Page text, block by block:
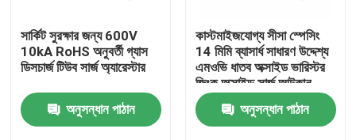
আমাদের সম্পর্কে
মান নিয়ন্ত্রণ
সার্কিট সুরক্ষার জন্য 600V
10kA RoHS অনুবর্তী গ্যাস
ডিসচার্জ টিউব সার্জ অ্যারেস্টার
অনুসন্ধান পাঠান
কাস্টমাইজযোগ্য সীসা স্পেসিং
14 মিমি ব্যাসার্ধ সাধারণ উদ্দেশ্য
এমওভি ধাতব অক্সাইড ভারিস্টর
জিংক অক্সাইড সার্জ আটকান
অনুসন্ধান পাঠান